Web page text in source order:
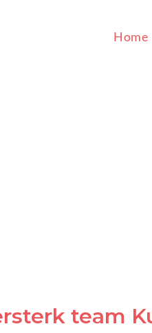
Home
team